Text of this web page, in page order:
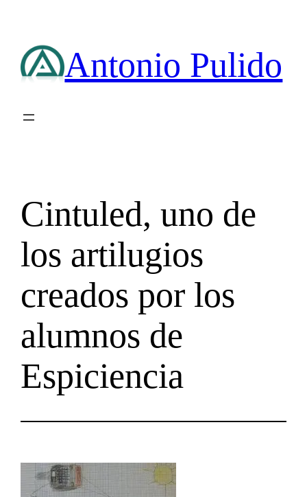
contenido Antonio Pulido
Cintuled, uno de
los artilugios
creados por los
alumnos de
Espiciencia